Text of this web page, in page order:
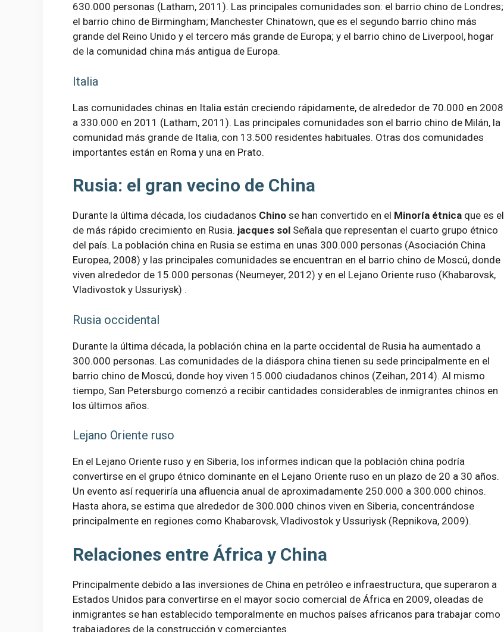
630.000 personas (Latham, 2011). Las principales comunidades son: el barrio chino de Londres;
el barrio chino de Birmingham; Manchester Chinatown, que es el segundo barrio chino más
grande del Reino Unido y el tercero más grande de Europa; y el barrio chino de Liverpool, hogar
de la comunidad china más antigua de Europa.
Italia
Las comunidades chinas en Italia están creciendo rápidamente, de alrededor de 70.000 en 2008
a 330.000 en 2011 (Latham, 2011). Las principales comunidades son el barrio chino de Milán, la
comunidad más grande de Italia, con 13.500 residentes habituales. Otras dos comunidades
importantes están en Roma y una en Prato.
Rusia: el gran vecino de China
Durante la última década, los ciudadanos Chino se han convertido en el Minoría étnica que es el
de más rápido crecimiento en Rusia. jacques sol Señala que representan el cuarto grupo étnico
del país. La población china en Rusia se estima en unas 300.000 personas (Asociación China
Europea, 2008) y las principales comunidades se encuentran en el barrio chino de Moscú, donde
viven alrededor de 15.000 personas (Neumeyer, 2012) y en el Lejano Oriente ruso (Khabarovsk,
Vladivostok y Ussuriysk) .
Rusia occidental
Durante la última década, la población china en la parte occidental de Rusia ha aumentado a
300.000 personas. Las comunidades de la diáspora china tienen su sede principalmente en el
barrio chino de Moscú, donde hoy viven 15.000 ciudadanos chinos (Zeihan, 2014). Al mismo
tiempo, San Petersburgo comenzó a recibir cantidades considerables de inmigrantes chinos en
los últimos años.
Lejano Oriente ruso
En el Lejano Oriente ruso y en Siberia, los informes indican que la población china podría
convertirse en el grupo étnico dominante en el Lejano Oriente ruso en un plazo de 20 a 30 años.
Un evento así requeriría una afluencia anual de aproximadamente 250.000 a 300.000 chinos.
Hasta ahora, se estima que alrededor de 300.000 chinos viven en Siberia, concentrándose
principalmente en regiones como Khabarovsk, Vladivostok y Ussuriysk (Repnikova, 2009).
Relaciones entre África y China
Principalmente debido a las inversiones de China en petróleo e infraestructura, que superaron a
Estados Unidos para convertirse en el mayor socio comercial de África en 2009, oleadas de
inmigrantes se han establecido temporalmente en muchos países africanos para trabajar como
trabajadores de la construcción y comerciantes.